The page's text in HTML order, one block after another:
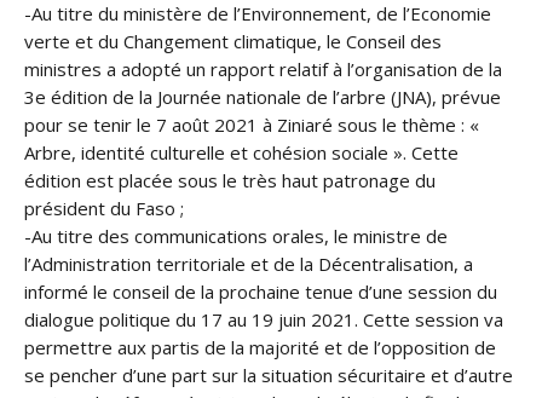
-Au titre du ministère de l’Environnement, de l’Economie
verte et du Changement climatique, le Conseil des
ministres a adopté un rapport relatif à l’organisation de la
3e édition de la Journée nationale de l’arbre (JNA), prévue
pour se tenir le 7 août 2021 à Ziniaré sous le thème : «
Arbre, identité culturelle et cohésion sociale ». Cette
édition est placée sous le très haut patronage du
président du Faso ;
-Au titre des communications orales, le ministre de
l’Administration territoriale et de la Décentralisation, a
informé le conseil de la prochaine tenue d’une session du
dialogue politique du 17 au 19 juin 2021. Cette session va
permettre aux partis de la majorité et de l’opposition de
se pencher d’une part sur la situation sécuritaire et d’autre